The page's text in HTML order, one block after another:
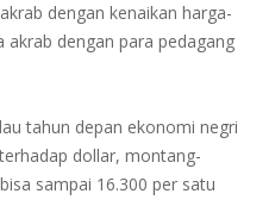
dengan kenaikan harga-
dengan para pedagang
tahun depan ekonomi negri
dollar, montang-
sampai 16.300 per satu